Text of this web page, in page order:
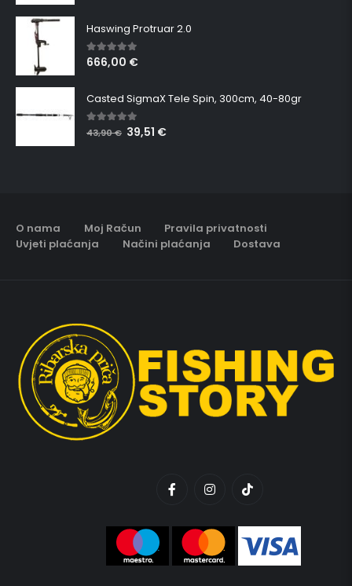
Haswing Protruar 2.0
5.00 out of 5
666,00 €
Casted SigmaX Tele Spin, 300cm, 40-80gr
5.00out of 5
43,90€ 39,51 €
O nama Moj Račun
Pravila privatnosti
Uvjeti plaćanja
Načini plaćanja Dostava